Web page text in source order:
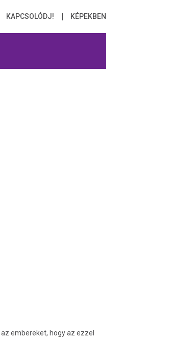
KAPCSOLÓDJ! KÉPEKBEN
embereket, hogy az ezzel